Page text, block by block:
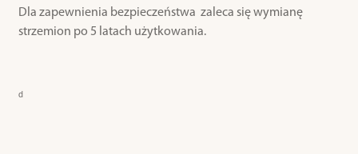
Dla zapewnienia bezpieczeństwa zaleca się wymianę
strzemion po 5 latach użytkowania.
d